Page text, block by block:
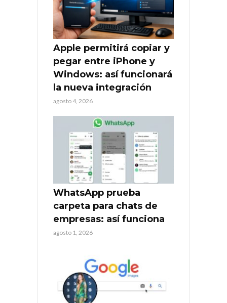
Apple permitirá copiar y
pegar entre iPhone y
Windows: así funcionará
la nueva integración
agosto 4, 2026
WhatsApp prueba
carpeta para chats de
empresas: así funciona
agosto 1, 2026